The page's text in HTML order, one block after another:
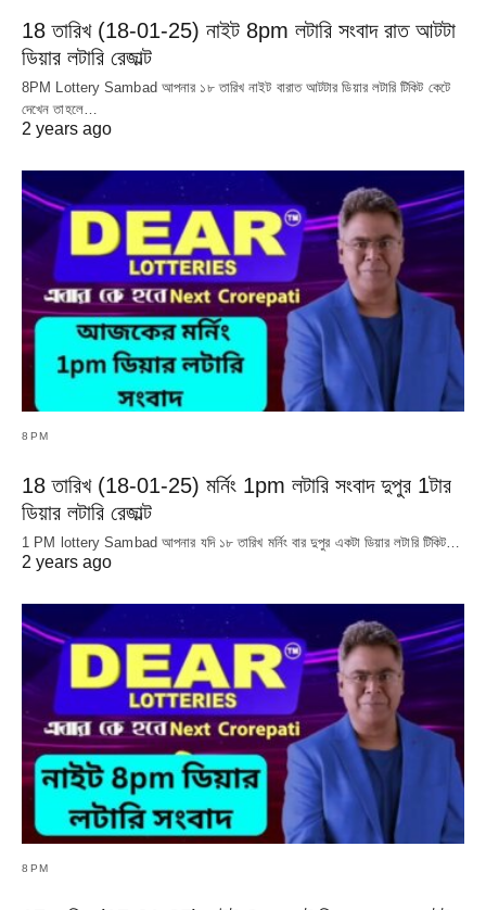
18 তারিখ (18-01-25) নাইট 8pm লটারি সংবাদ রাত আটটা
ডিয়ার লটারি রেজাল্ট
8PM Lottery Sambad আপনার ১৮ তারিখ নাইট বারাত আটটার ডিয়ার লটারি টিকিট কেটে
দেখেন তাহলে…
2 years ago
8PM
18 তারিখ (18-01-25) মর্নিং 1pm লটারি সংবাদ দুপুর 1টার
ডিয়ার লটারি রেজাল্ট
1 PM lottery Sambad আপনার যদি ১৮ তারিখ মর্নিং বার দুপুর একটা ডিয়ার লটারি টিকিট…
2 years ago
8PM